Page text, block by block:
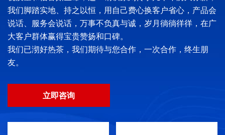
我们脚踏实地、持之以恒，用自己费心换客户省心，产品会
说话、服务会说话，万事不负真与诚，岁月徜徜徉徉，在广
大客户群体赢得宝贵赞扬和口碑。
我们已沏好热茶，我们期待与您合作，一次合作，终生朋
友。
立即咨询